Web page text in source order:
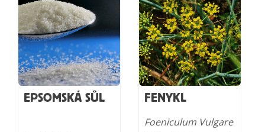
EPSOMSKÁ SŮL FENYKL
Foeniculum Vulgare